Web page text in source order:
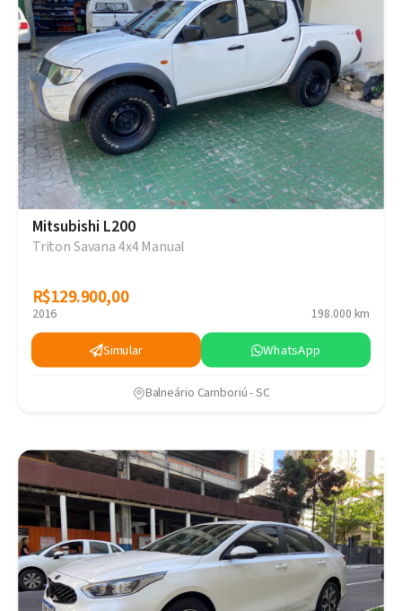
Mitsubishi L200
Triton Savana 4x4 Manual
R$129.900,00
R$129.900,00
2016 198.000 km
Simular WhatsApp
Balneário Camboriú - SC